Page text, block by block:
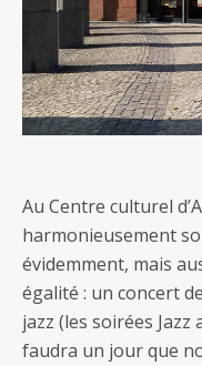
Au Centre culturel
harmonieusement
évidemment, mais
égalité : un concert
jazz (les soirées Jazz
faudra un jour que